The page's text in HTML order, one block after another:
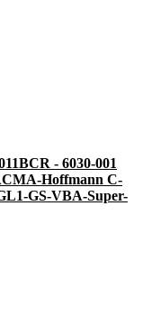
- 6030-001
Hoffmann C-
GS-VBA-Super-